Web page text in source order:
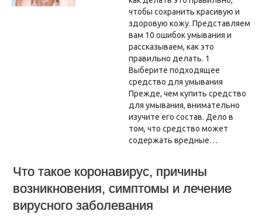
чтобы сохранить красивую и
здоровую кожу. Представляем
вам 10 ошибок умывания и
рассказываем, как это
правильно делать. 1
Выберите подходящее
средство для умывания
Прежде, чем купить средство
для умывания, внимательно
изучите его состав. Дело в
том, что средство может
содержать вредные…
Что такое коронавирус, причины
возникновения, симптомы и лечение
вирусного заболевания